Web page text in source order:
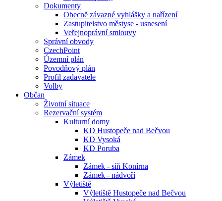
Dokumenty
Obecně závazné vyhlášky a nařízení
Zastupitelstvo městyse - usnesení
Veřejnoprávní smlouvy
Správní obvody
CzechPoint
Územní plán
Povodňový plán
Profil zadavatele
Volby
Občan
Životní situace
Rezervační systém
Kulturní domy
KD Hustopeče nad Bečvou
KD Vysoká
KD Poruba
Zámek
Zámek - síň Konírna
Zámek - nádvoří
Výletiště
Výletiště Hustopeče nad Bečvou